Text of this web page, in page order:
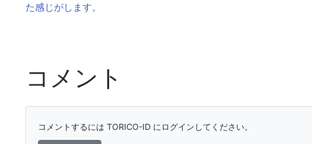
た感じがします。
コメント
コメントするには TORICO-ID にログインしてください。